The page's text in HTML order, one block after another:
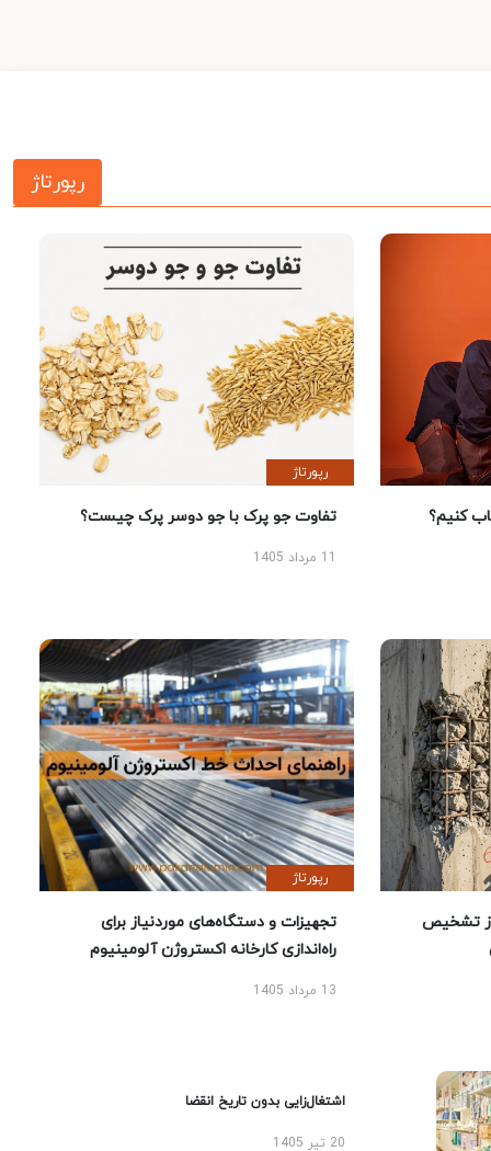
رپورتاژ
کنیم؟
رپورتاژ
تفاوت جو پرک با جو دوسر پرک چیست؟
تشخیص
رپورتاژ
تجهیزات و دستگاه‌های موردنیاز برای
راه‌اندازی کارخانه اکستروژن آلومینیوم
13 مرداد 1405
اشتغال‌زایی بدون تاریخ انقضا
20 تیر 1405